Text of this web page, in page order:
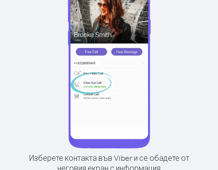
Изберете контакта във Viber и се обадете от
неговия екран с информация